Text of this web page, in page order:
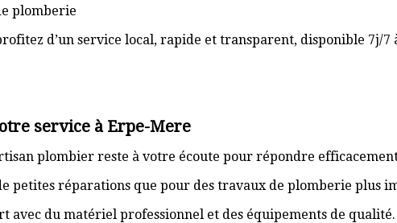
plomberie
d’un service local, rapide et transparent, disponible 7j/7
service à Erpe-Mere
plombier reste à votre écoute pour répondre efficacement
petites réparations que pour des travaux de plomberie plus
avec du matériel professionnel et des équipements de qualité.